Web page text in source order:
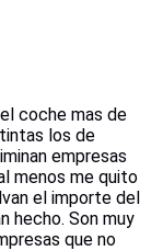
coche mas de
los de
empresas
menos me quito
el importe del
hecho. Son muy
que no